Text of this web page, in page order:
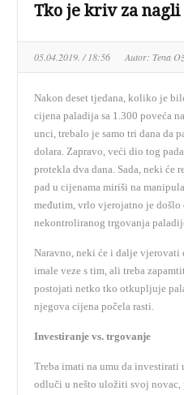
Tko je kriv za nagli
05.04.2019. / 18:56 Autor: Tena
Nakon deset tjedana, koliko je
cijena paladija sa 1.300 poveća
unci, trebalo je samo tri dana da
dolara. Zapravo, veći dio tog
protekla dva dana. Sada, neki će
pad u cijenama miriši na
međutim, vrlo vjerojatno je došlo
nekontroliranog trgovanja
Naravno, neki će i dalje vjerovati
imale veze s tim, ali treba
postojati netko tko otkupljuje
njegova cijena počela rasti.
Investiranje vs. trgovanje
Treba imati na umu da
odluči u nešto uložiti svoj novac,